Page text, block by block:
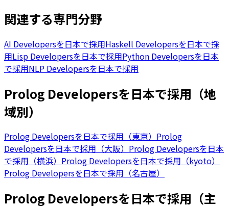
関連する専門分野
AI Developersを日本で採用Haskell Developersを日本で採
用Lisp Developersを日本で採用Python Developersを日本
で採用NLP Developersを日本で採用
Prolog Developersを日本で採用（地
域別）
Prolog Developersを日本で採用（東京） Prolog
Developersを日本で採用（大阪） Prolog Developersを日本
で採用（横浜） Prolog Developersを日本で採用（kyoto）
Prolog Developersを日本で採用（名古屋）
Prolog Developersを日本で採用（主